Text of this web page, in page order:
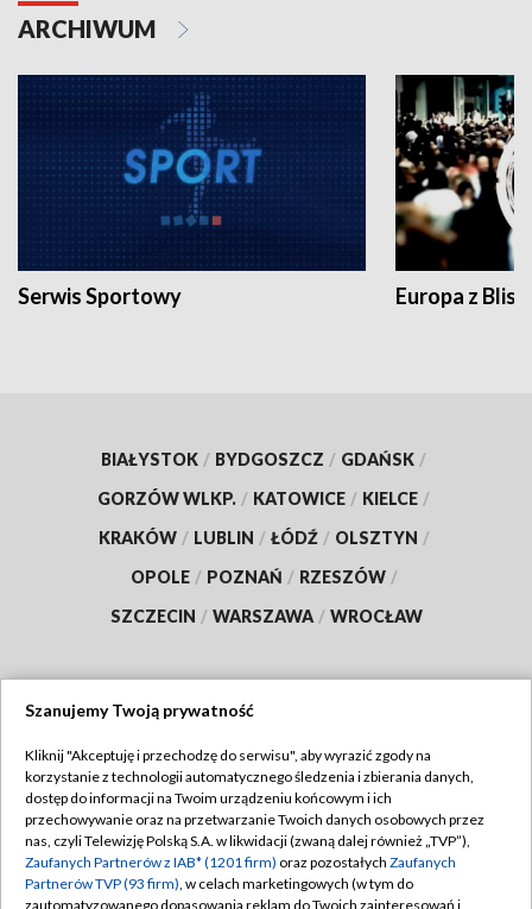
ARCHIWUM
Serwis Sportowy Europa z
BIAŁYSTOK / BYDGOSZCZ / GDAŃSK /
GORZÓW WLKP. / KATOWICE / KIELCE /
KRAKÓW / LUBLIN / ŁÓDŹ / OLSZTYN /
OPOLE / POZNAŃ / RZESZÓW /
SZCZECIN / WARSZAWA / WROCŁAW
TVP
Abonament TVP
Emisja w TVP
Centrum informacji TVP
Regulamin TVP
Polityka prywatności
Moje zgody
Szanujemy Twoją prywatność
Kliknij "Akceptuję i przechodzę do serwisu", aby wyrazić zgody na
korzystanie z technologii automatycznego śledzenia i zbierania danych,
dostęp do informacji na Twoim urządzeniu końcowym i ich
przechowywanie oraz na przetwarzanie Twoich danych osobowych przez
nas, czyli Telewizję Polską S.A. w likwidacji (zwaną dalej również „TVP”),
Zaufanych Partnerów z IAB* (1201 firm) oraz pozostałych Zaufanych
Partnerów TVP (93 firm), w celach marketingowych (w tym do
zautomatyzowanego dopasowania reklam do Twoich zainteresowań i